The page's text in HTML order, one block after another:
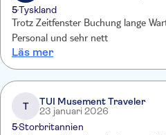
5Tyskland
Trotz Zeitfenster Buchung lange
Personal und sehr nett
Läs mer
T
TUI Musement Traveler
23 januari 2026
5Storbritannien